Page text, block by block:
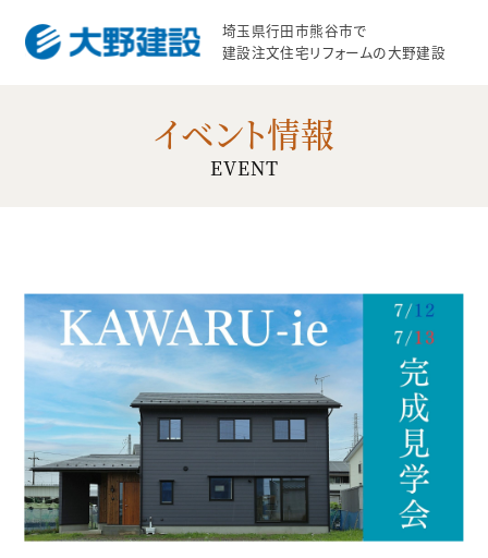
埼玉県行田市熊谷市で
建設注文住宅リフォームの大野建設
イベント情報
EVENT